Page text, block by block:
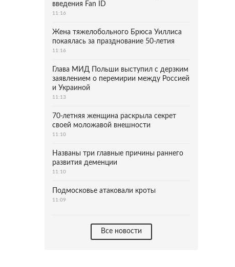
введения Fan ID
11:16
Жена тяжелобольного Брюса Уиллиса
покаялась за празднование 50-летия
11:16
Глава МИД Польши выступил с дерзким
заявлением о перемирии между Россией
и Украиной
11:13
70-летняя женщина раскрыла секрет
своей моложавой внешности
11:10
Названы три главные причины раннего
развития деменции
11:10
Подмосковье атаковали кроты
11:09
Все новости